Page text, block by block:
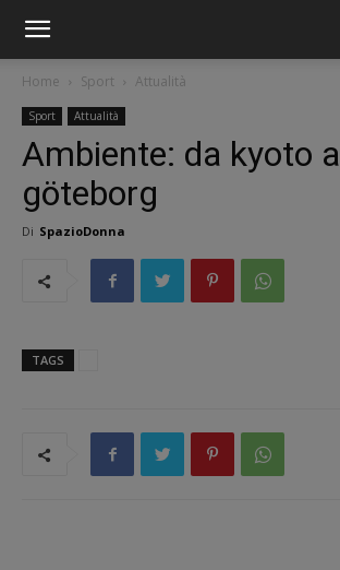
Home Sport Attualità
Sport Attualità
Ambiente: da kyoto a
göteborg
Di SpazioDonna
TAGS